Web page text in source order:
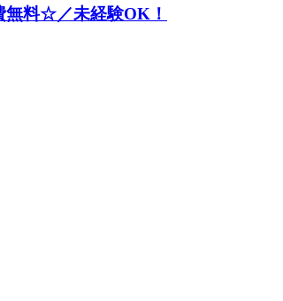
無料☆／未経験OK！